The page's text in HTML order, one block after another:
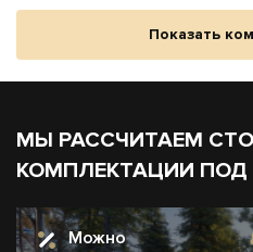
Показать
МЫ РАССЧИТАЕМ
КОМПЛЕКТАЦИИ
Можно